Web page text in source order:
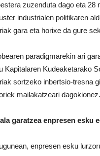
zuzenduta dago eta
industrialen politikaren
gara eta horixe da gure
paradigmarekin ari
Kapitalaren Kudeaketarako
sortzeko inbertsio-tresna
mailakatzeari dagokionez.
garatzea enpresen esku
enpresen esku